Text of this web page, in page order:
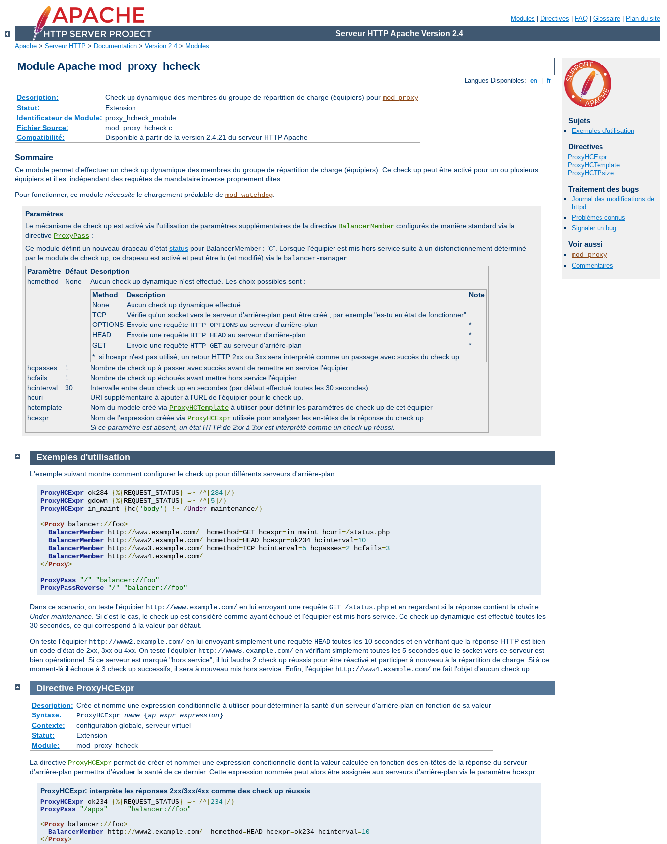
Modules Directives FAQ Glossaire Plan du site
Serveur HTTP Apache Version 2.4
Apache > Serveur HTTP > Documentation > Version 2.4 > Modules
Module Apache mod_proxy_hcheck
Langues Disponibles: en fr
Description: Check up dynamique des membres du groupe de répartition de charge (équipiers) pour mod_proxy
Statut:
Extension
Identificateur de Module: proxy_hcheck_module
Fichier Source:
mod_proxy_hcheck.c
Compatibilité:
Disponible à partir de la version 2.4.21 du serveur HTTP Apache
Sommaire
Ce module permet d'effectuer un check up dynamique des membres du groupe de répartition de charge (équipiers). Ce check up peut être activé pour un ou plusieurs
équipiers et il est indépendant des requêtes de mandataire inverse proprement dites.
Pour fonctionner, ce module nécessite le chargement préalable de mod_watchdog.
Paramètres
Le mécanisme de check up est activé via l'utilisation de paramètres supplémentaires de la directive BalancerMember configurés de manière standard via la
directive ProxyPass :
Ce module définit un nouveau drapeau d'état status pour BalancerMember : "C". Lorsque l'équipier est mis hors service suite à un disfonctionnement déterminé
par le module de check up, ce drapeau est activé et peut être lu (et modifié) via le balancer-manager.
Paramètre Défaut Description
hcmethod
None
Aucun check up dynamique n'est effectué. Les choix possibles sont :
Method
Description
Note
None
Aucun check up dynamique effectué
TCP
Vérifie qu'un socket vers le serveur d'arrière-plan peut être créé ; par exemple "es-tu en état de fonctionner"
OPTIONS Envoie une requête HTTP OPTIONSau serveur d'arrière-plan
*
HEAD
Envoie une requête HTTP HEADau serveur d'arrière-plan
*
GET
Envoie une requête HTTP GETau serveur d'arrière-plan
*
*: si hcexpr n'est pas utilisé, un retour HTTP 2xx ou 3xx sera interprété comme un passage avec succès du check up.
hcpasses
1
Nombre de check up à passer avec succès avant de remettre en service l'équipier
hcfails
1
Nombre de check up échoués avant mettre hors service l'équipier
hcinterval
30
Intervalle entre deux check up en secondes (par défaut effectué toutes les 30 secondes)
hcuri
URI supplémentaire à ajouter à l'URL de l'équipier pour le check up.
hctemplate
Nom du modèle créé via ProxyHCTemplateà utiliser pour définir les paramètres de check up de cet équipier
hcexpr
Nom de l'expression créée via ProxyHCExprutilisée pour analyser les en-têtes de la réponse du check up.
Si ce paramètre est absent, un état HTTP de 2xx à 3xx est interprété comme un check up réussi.
Sujets
Exemples d'utilisation
Directives
ProxyHCExpr
ProxyHCTemplate
ProxyHCTPsize
Traitement des bugs
Journal des modifications de
httpd
Problèmes connus
Signaler un bug
Voir aussi
mod_proxy
Commentaires
Exemples d'utilisation
L'exemple suivant montre comment configurer le check up pour différents serveurs d'arrière-plan :
ProxyHCExpr ok234 {%{REQUEST_STATUS} =~ /^[234]/}
ProxyHCExpr gdown {%{REQUEST_STATUS} =~ /^[5]/}
ProxyHCExpr in_maint {hc( 'body' ) !~ /Under maintenance/}
<Proxy balancer://foo>
BalancerMember http://www. example. com/
  hcmethod
=GET hcexpr=in_maint hcuri=/status. php
BalancerMember http://www2. example. com/ hcmethod=HEAD hcexpr=ok234 hcinterval=10
BalancerMember http://www3. example. com/ hcmethod=TCP hcinterval=5 hcpasses=2 hcfails=3
BalancerMember http://www4. example. com/
</Proxy>
ProxyPass
"/"
"balancer://foo"
ProxyPassReverse
"/" "balancer://foo"
Dans ce scénario, on teste l'équipier http://www.example.com/ en lui envoyant une requête GET /status.php et en regardant si la réponse contient la chaîne
Under maintenance . Si c'est le cas, le check up est considéré comme ayant échoué et l'équipier est mis hors service. Ce check up dynamique est effectué toutes les
30 secondes, ce qui correspond à la valeur par défaut.
On teste l'équipier http://www2.example.com/ en lui envoyant simplement une requête HEAD toutes les 10 secondes et en vérifiant que la réponse HTTP est bien
un code d'état de 2xx, 3xx ou 4xx. On teste l'équipier http://www3.example.com/ en vérifiant simplement toutes les 5 secondes que le socket vers ce serveur est
bien opérationnel. Si ce serveur est marqué "hors service", il lui faudra 2 check up réussis pour être réactivé et participer à nouveau à la répartition de charge. Si à ce
moment-là il échoue à 3 check up successifs, il sera à nouveau mis hors service. Enfin, l'équipier http://www4.example.com/ ne fait l'objet d'aucun check up.
Directive ProxyHCExpr
Description: Crée et nomme une expression conditionnelle à utiliser pour déterminer la santé d'un serveur d'arrière-plan en fonction de sa valeur
Syntaxe:
ProxyHCExpr name{ap_expr expression}
Contexte:
configuration globale, serveur virtuel
Statut:
Extension
Module:
mod_proxy_hcheck
La directive ProxyHCExpr permet de créer et nommer une expression conditionnelle dont la valeur calculée en fonction des en-têtes de la réponse du serveur
d'arrière-plan permettra d'évaluer la santé de ce dernier. Cette expression nommée peut alors être assignée aux serveurs d'arrière-plan via le paramètre hcexpr.
ProxyHCExpr: interprète les réponses 2xx/3xx/4xx comme des check up réussis
ProxyHCExpr ok234 {%{ REQUEST_STATUS } =~ /^[ 234 ]/}
ProxyPass
"/apps"
"balancer://foo"
<Proxy balancer ://foo>
BalancerMember http ://www2 . example . com/
  hcmethod
=HEAD hcexpr=ok234 hcinterval=10
</Proxy>